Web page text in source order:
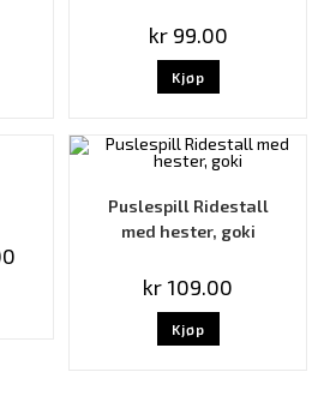
kr99.00
Kjøp
Puslespill Ridestall
med hester, goki
kr 109.00
Kjøp